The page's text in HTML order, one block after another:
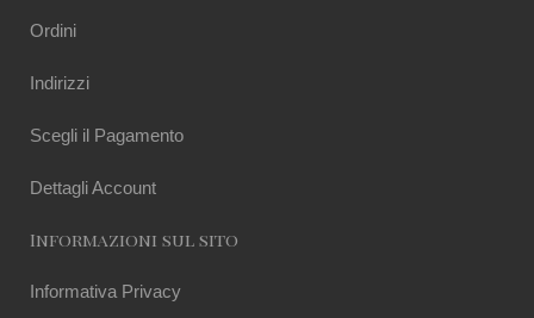
Ordini
Indirizzi
Scegli il Pagamento
Dettagli Account
Informazioni sul sito
Informativa Privacy